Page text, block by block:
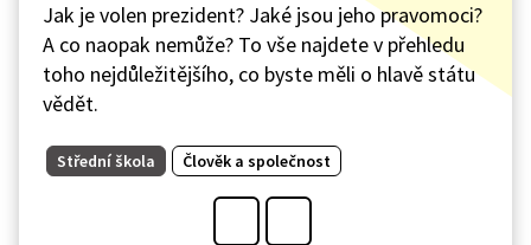
Jak je volen prezident? Jaké jsou jeho pravomoci?
A co naopak nemůže? To vše najdete v přehledu
toho nejdůležitějšího, co byste měli o hlavě státu
vědět.
Střední škola Člověk a společnost